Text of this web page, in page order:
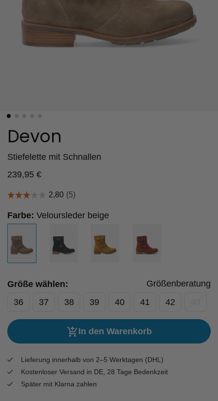
Devon
Stiefelette mit Schnallen
239,95 €
Farbe: Veloursleder beige
Größe wählen:
Größenberatung
36
37 38 39 40 41 42
In den Warenkorb
Lieferung innerhalb von 2–5 Werktagen (DHL)
Kostenloser Versand in DE, 28 Tage Bedenkzeit
Später mit Klarna zahlen